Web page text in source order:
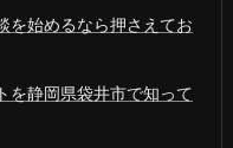
を始めるなら押さえてお
を静岡県袋井市で知って